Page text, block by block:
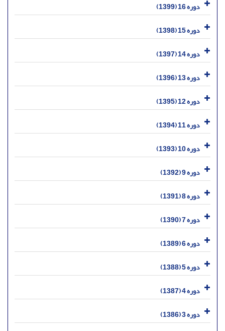
دوره 16 (1399)
دوره 15 (1398)
دوره 14 (1397)
دوره 13 (1396)
دوره 12 (1395)
دوره 11 (1394)
دوره 10 (1393)
دوره 9 (1392)
دوره 8 (1391)
دوره 7 (1390)
دوره 6 (1389)
دوره 5 (1388)
دوره 4 (1387)
دوره 3 (1386)